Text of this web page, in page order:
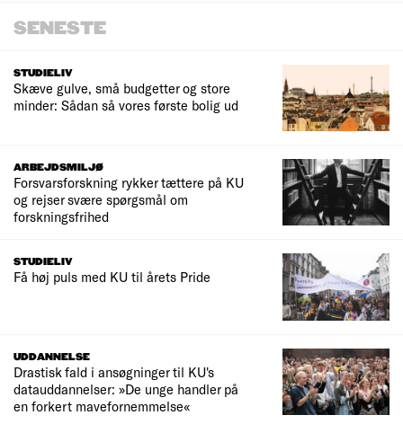
SENESTE
STUDIELIV
Skæve gulve, små budgetter og store
minder: Sådan så vores første bolig ud
ARBEJDSMILJØ
Forsvarsforskning rykker tættere på KU
og rejser svære spørgsmål om
forskningsfrihed
STUDIELIV
Få høj puls med KU til årets Pride
UDDANNELSE
Drastisk fald i ansøgninger til KU's
datauddannelser: »De unge handler på
en forkert mavefornemmelse«